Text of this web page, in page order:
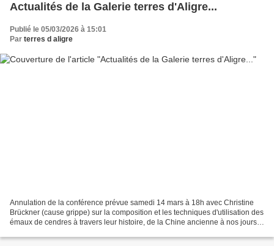
Actualités de la Galerie terres d'Aligre...
Publié le 05/03/2026 à 15:01
Par terres d aligre
Annulation de la conférence prévue samedi 14 mars à 18h avec Christine
Brückner (cause grippe) sur la composition et les techniques d'utilisation des
émaux de cendres à travers leur histoire, de la Chine ancienne à nos jours.